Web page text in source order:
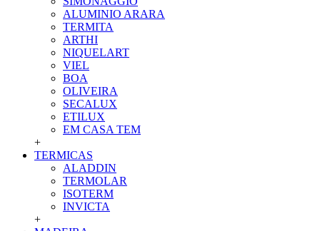
ALUMINIO ARARA
TERMITA
ARTHI
NIQUELART
VIEL
BOA
OLIVEIRA
SECALUX
ETILUX
EM CASA TEM
+
TERMICAS
ALADDIN
TERMOLAR
ISOTERM
INVICTA
+